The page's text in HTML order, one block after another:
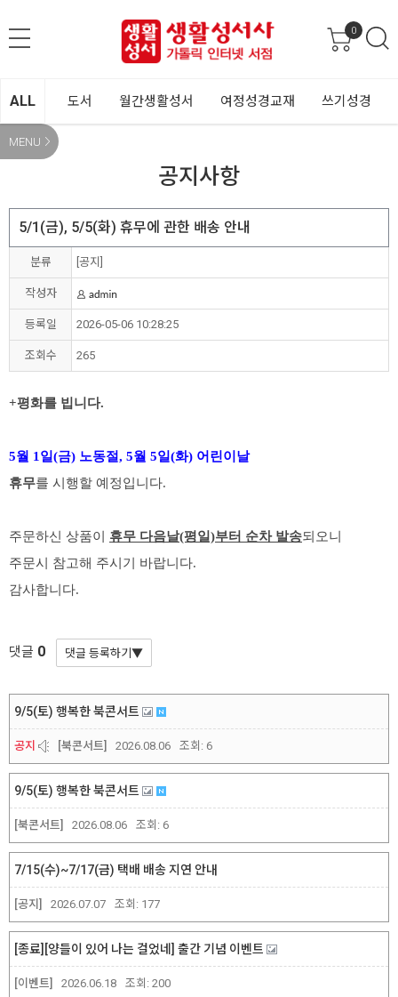
0
ALL 도서 월간생활성서 여정성경교재 쓰기성경
MENU
공지사항
5/1(금), 5/5(화) 휴무에 관한 배송 안내
분류 [공지]
작성자
등록일 2026-05-06 10:28:25
조회수 265
+평화를 빕니다.
5월 1일(금) 노동절, 5월 5일(화) 어린이날
휴무를 시행할 예정입니다.
주문하신 상품이 휴무 다음날(평일)부터 순차 발송되오니
주문시 참고해 주시기 바랍니다.
감사합니다.
댓글 0
공지 [북콘서트]
9/5(토) 행복한 북콘서트
2026.08.06 조회: 6
[북콘서트]
9/5(토) 행복한 북콘서트
2026.08.06 조회: 6
[공지]
7/15(수)~7/17(금) 택배 배송 지연 안내
2026.07.07 조회: 177
[이벤트]
[종료][양들이 있어 나는 걸었네] 출간 기념 이벤트
2026.06.18 조회: 200